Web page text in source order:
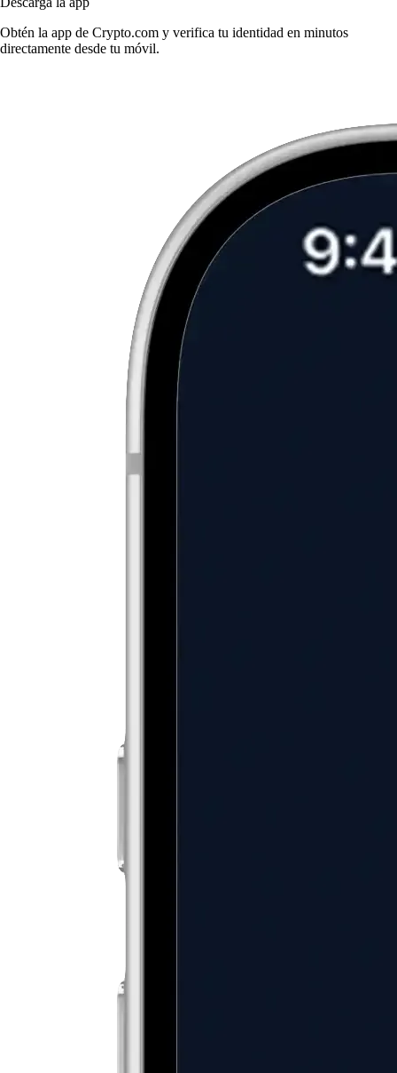
Obtén la app de Crypto.com y verifica tu identidad en minutos
directamente desde tu móvil.